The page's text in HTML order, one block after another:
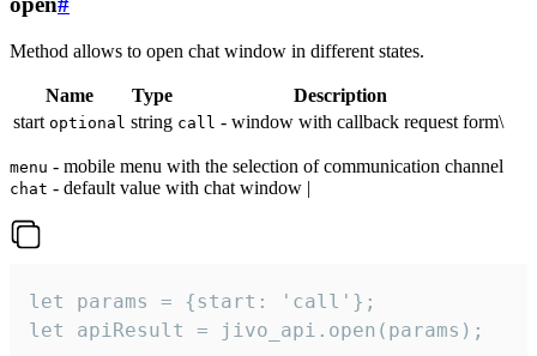
Method allows to open chat window in different states.
Name Type
Description
start optional string call - window with callback request form\
menu - mobile menu with the selection of communication channel
chat - default value with chat window |
let params = {start: 'call'};
let apiResult = jivo_api.open(params);